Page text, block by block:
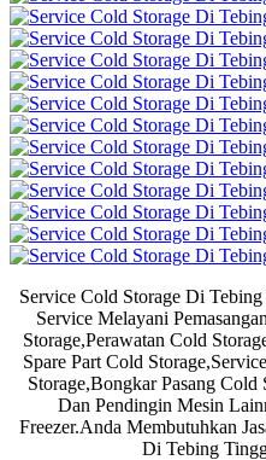
Service Cold Storage Di
Service Melayani
Storage,Perawatan Cold
Spare Part Cold
Storage,Bongkar Pasang Cold
Dan Pendingin Mesin
Freezer.Anda Membutuhkan
Di Tebing